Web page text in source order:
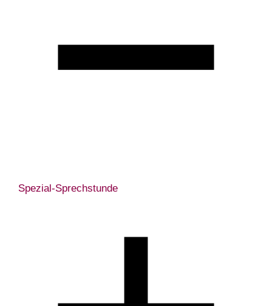
Spezial-Sprechstunde